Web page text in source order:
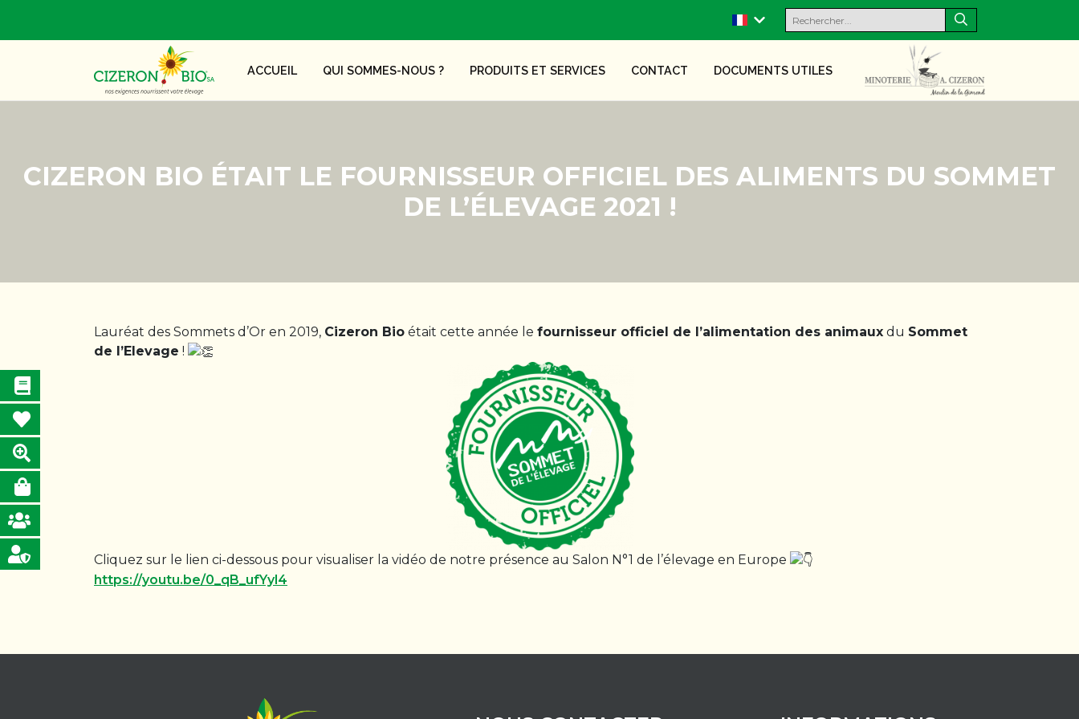
ACCUEIL QUI SOMMES-NOUS ? PRODUITS ET SERVICES CONTACT DOCUMENTS UTILES
CIZERON BIO ÉTAIT LE FOURNISSEUR OFFICIEL DES ALIMENTS DU SOMMET
DE L’ÉLEVAGE 2021 !
Lauréat des Sommets d’Or en 2019, Cizeron Bio était cette année le fournisseur officiel de l’alimentation des animaux du Sommet
de l’Elevage !
Cliquez sur le lien ci-dessous pour visualiser la vidéo de notre présence au Salon N°1 de l’élevage en Europe
https://youtu.be/0_qB_ufYyl4